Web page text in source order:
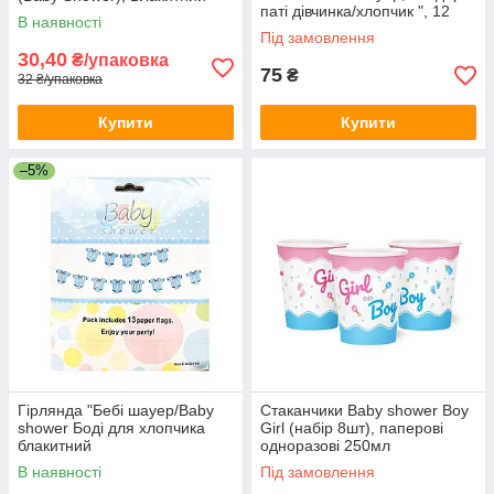
В наявності
30,40 ₴/упаковка
32 ₴/упаковка
Купити
паті дівчинка/хлопчик ", 12
предметів
Під замовлення
75 ₴
Купити
–5%
Гірлянда "Бебі шауер/Baby
shower Боді для хлопчика
блакитний
В наявності
Стаканчики Baby shower Boy
Girl (набір 8шт), паперові
одноразові 250мл
Під замовлення